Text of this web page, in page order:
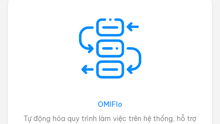
OMIFlo
Tự động hóa quy trình làm việc trên hệ thống, hỗ trợ